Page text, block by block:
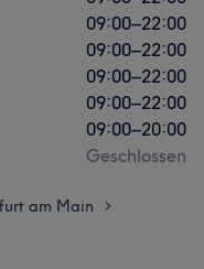
09:00–22:00
09:00–22:00
09:00–22:00
09:00–22:00
09:00–20:00
Geschlossen
am Main >